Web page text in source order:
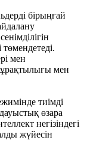
бірыңғай
мен
мен
тиімді
өзара
негізіндегі
жүйесін